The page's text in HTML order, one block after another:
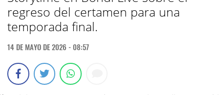
regreso del certamen para una
temporada final.
14 DE MAYO DE 2026 - 08:57